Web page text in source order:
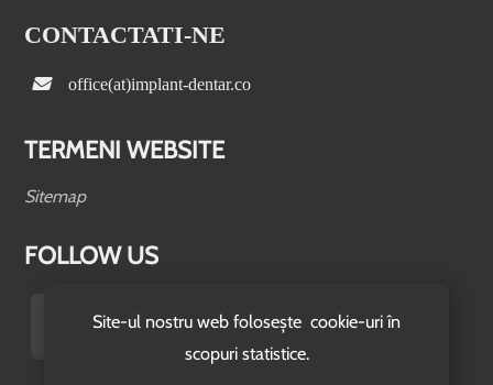
Site-ul nostru web folosește cookie-uri în
scopuri statistice.
CONTACTATI-NE
office(at)implant-dentar.co
TERMENI WEBSITE
Sitemap
FOLLOW US